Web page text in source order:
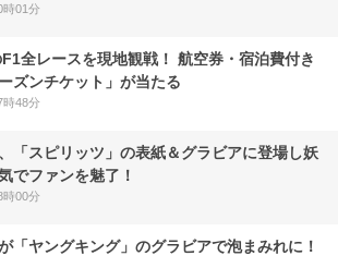
時01分
全レースを現地観戦！ 航空券・宿泊費付き
ーズンチケット」が当たる
時48分
「スピリッツ」の表紙＆グラビアに登場し妖
でファンを魅了！
時00分
「ヤングキング」のグラビアで泡まみれに！